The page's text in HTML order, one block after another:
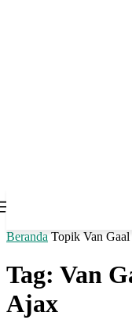
Beranda Topik Van
Tag: Van
Ajax